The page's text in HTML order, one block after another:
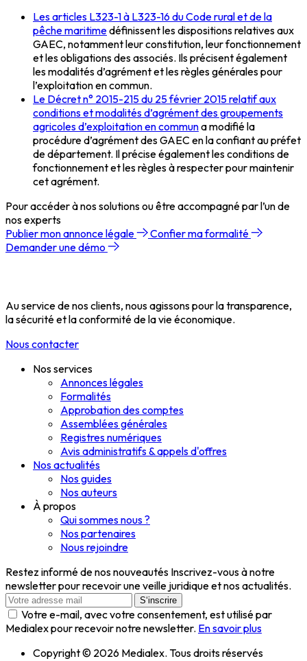
Les articles L323-1 à L323-16 du Code rural et de la
pêche maritimedéfinissent les dispositions relatives aux
GAEC, notamment leur constitution, leur fonctionnement
et les obligations des associés. Ils précisent également
les modalités d’agrément et les règles générales pour
l’exploitation en commun.
Le Décret n° 2015-215 du 25 février 2015 relatif aux
conditions et modalités d’agrément des groupements
agricoles d’exploitation en communa modifié la
procédure d’agrément des GAEC en la confiant au préfet
de département. Il précise également les conditions de
fonctionnement et les règles à respecter pour maintenir
cet agrément.
Pour accéder à nos solutions ou être accompagné par l’un de
nos experts
Publier mon annonce légale
Confier ma formalité
Demander une démo
Au service de nos clients, nous agissons pour la transparence,
la sécurité et la conformité de la vie économique.
Nous contacter
Nos services
Annonces légales
Formalités
Approbation des comptes
Assemblées générales
Registres numériques
Avis administratifs & appels d'offres
Nos actualités
Nos guides
Nos auteurs
À propos
Qui sommes nous ?
Nos partenaires
Nous rejoindre
Restez informé de nos nouveautés Inscrivez-vous à notre
newsletter pour recevoir une veille juridique et nos actualités.
S‘inscrire
Votre e-mail, avec votre consentement, est utilisé par
Medialex pour recevoir notre newsletter. En savoir plus
Copyright © 2026 Medialex. Tous droits réservés